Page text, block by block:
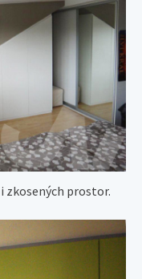
zkosených prostor.